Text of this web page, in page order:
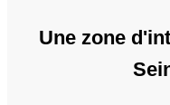
Une zone